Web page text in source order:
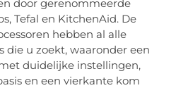
door gerenommeerde
Tefal en KitchenAid. De
hebben al alle
die u zoekt, waaronder een
duidelijke instellingen,
en een vierkante kom